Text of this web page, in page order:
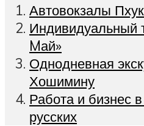
Автовокзалы
Индивидуальный
Mай»
Однодневная
Хошимину
Работа и бизнес
русских